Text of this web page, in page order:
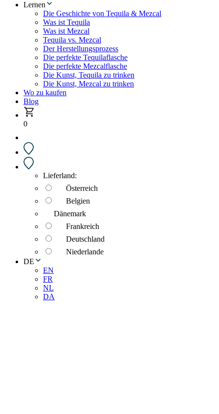
Lernen
Die Geschichte von Tequila & Mezcal
Was ist Tequila
Was ist Mezcal
Tequila vs. Mezcal
Der Herstellungsprozess
Die perfekte Tequilaflasche
Die perfekte Mezcalflasche
Die Kunst, Tequila zu trinken
Die Kunst, Mezcal zu trinken
Wo zu kaufen
Blog
0
Lieferland:
Österreich
Belgien
Dänemark
Frankreich
Deutschland
Niederlande
DE
EN
FR
NL
DA